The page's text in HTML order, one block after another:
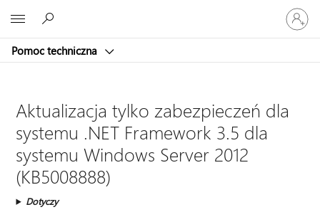
Pomoc techniczna
Zaloguj
się
do
konta
Aktualizacja tylko zabezpieczeń dla
systemu .NET Framework 3.5 dla
systemu Windows Server 2012
(KB5008888)
Dotyczy